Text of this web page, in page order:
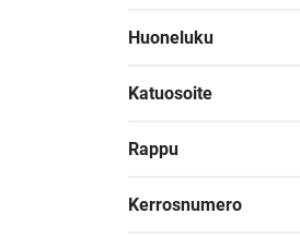
Huoneluku
Katuosoite
Rappu
Kerrosnumero